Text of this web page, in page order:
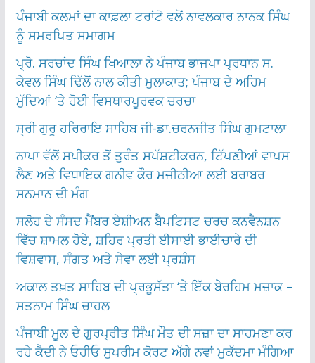
ਪੰਜਾਬੀ ਕਲਮਾਂ ਦਾ ਕਾਫ਼ਲਾ ਟਰਾਂਟੋ ਵਲੋਂ ਨਾਵਲਕਾਰ ਨਾਨਕ ਸਿੰਘ
ਨੂੰ ਸਮਰਪਿਤ ਸਮਾਗਮ
ਪ੍ਰੋ. ਸਰਚਾਂਦ ਸਿੰਘ ਖਿਆਲਾ ਨੇ ਪੰਜਾਬ ਭਾਜਪਾ ਪ੍ਰਧਾਨ ਸ.
ਕੇਵਲ ਸਿੰਘ ਢਿੱਲੋਂ ਨਾਲ ਕੀਤੀ ਮੁਲਾਕਾਤ; ਪੰਜਾਬ ਦੇ ਅਹਿਮ
ਮੁੱਦਿਆਂ ‘ਤੇ ਹੋਈ ਵਿਸਥਾਰਪੂਰਵਕ ਚਰਚਾ
ਸ੍ਰੀ ਗੁਰੂ ਹਰਿਰਾਇ ਸਾਹਿਬ ਜੀ-ਡਾ.ਚਰਨਜੀਤ ਸਿੰਘ ਗੁਮਟਾਲਾ
ਨਾਪਾ ਵੱਲੋਂ ਸਪੀਕਰ ਤੋਂ ਤੁਰੰਤ ਸਪੱਸ਼ਟੀਕਰਨ, ਟਿੱਪਣੀਆਂ ਵਾਪਸ
ਲੈਣ ਅਤੇ ਵਿਧਾਇਕ ਗਨੀਵ ਕੌਰ ਮਜੀਠੀਆ ਲਈ ਬਰਾਬਰ
ਸਨਮਾਨ ਦੀ ਮੰਗ
ਸਲੋਹ ਦੇ ਸੰਸਦ ਮੈਂਬਰ ਏਸ਼ੀਅਨ ਬੈਪਟਿਸਟ ਚਰਚ ਕਨਵੈਨਸ਼ਨ
ਵਿੱਚ ਸ਼ਾਮਲ ਹੋਏ, ਸ਼ਹਿਰ ਪ੍ਰਤੀ ਈਸਾਈ ਭਾਈਚਾਰੇ ਦੀ
ਵਿਸ਼ਵਾਸ, ਸੰਗਤ ਅਤੇ ਸੇਵਾ ਲਈ ਪ੍ਰਸ਼ੰਸ
ਅਕਾਲ ਤਖ਼ਤ ਸਾਹਿਬ ਦੀ ਪ੍ਰਭੂਸੱਤਾ ‘ਤੇ ਇੱਕ ਬੇਰਹਿਮ ਮਜ਼ਾਕ –
ਸਤਨਾਮ ਸਿੰਘ ਚਾਹਲ
ਪੰਜਾਬੀ ਮੂਲ ਦੇ ਗੁਰਪ੍ਰੀਤ ਸਿੰਘ ਮੌਤ ਦੀ ਸਜ਼ਾ ਦਾ ਸਾਹਮਣਾ ਕਰ
ਰਹੇ ਕੈਦੀ ਨੇ ਓਹੀਓ ਸੁਪਰੀਮ ਕੋਰਟ ਅੱਗੇ ਨਵਾਂ ਮੁਕੱਦਮਾ ਮੰਗਿਆ